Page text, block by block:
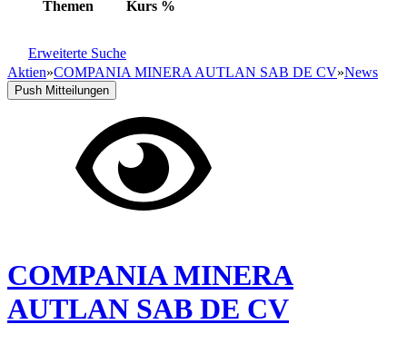
Themen Kurs %
Erweiterte Suche
Aktien»COMPANIA MINERA AUTLAN SAB DE CV»News
Push Mitteilungen
COMPANIA MINERA
AUTLAN SAB DE CV